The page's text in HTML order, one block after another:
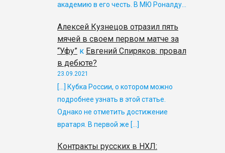
академию в его честь. В МЮ Роналду…
Алексей Кузнецов отразил пять
мячей в своем первом матче за
“Уфу” к Евгений Спиряков: провал
в дебюте?
23.09.2021
[…] Кубка России, о котором можно
подробнее узнать в этой статье.
Однако не отметить достижение
вратаря. В первой же […]
Контракты русских в НХЛ: